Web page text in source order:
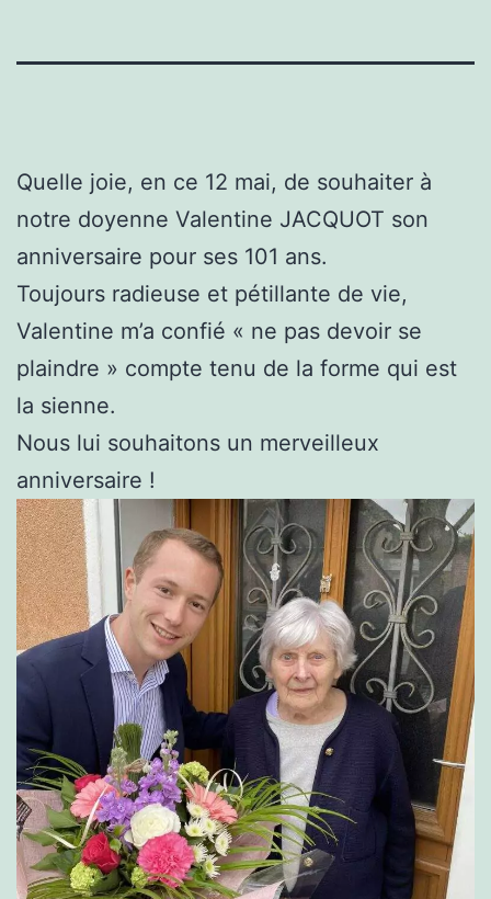
Quelle joie, en ce 12 mai, de souhaiter à
notre doyenne Valentine JACQUOT son
anniversaire pour ses 101 ans.
Toujours radieuse et pétillante de vie,
Valentine m’a confié « ne pas devoir se
plaindre » compte tenu de la forme qui est
la sienne.
Nous lui souhaitons un merveilleux
anniversaire !